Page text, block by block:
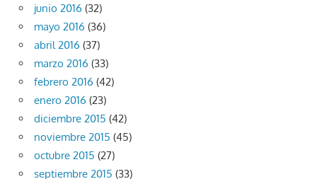
junio 2016 (32)
mayo 2016 (36)
abril 2016 (37)
marzo 2016 (33)
febrero 2016 (42)
enero 2016 (23)
diciembre 2015 (42)
noviembre 2015 (45)
octubre 2015 (27)
septiembre 2015 (33)